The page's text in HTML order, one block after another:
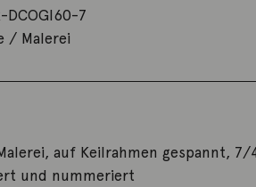
DCOGI60-7
/ Malerei
auf Keilrahmen gespannt, 7/
und nummeriert